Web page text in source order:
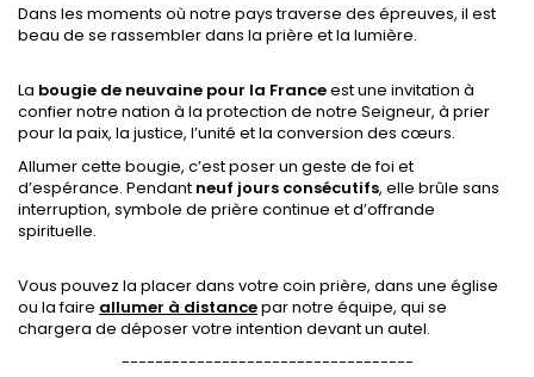
Dans les moments où notre pays traverse des épreuves, il est
beau de se rassembler dans la prière et la lumière.
La bougie de neuvaine pour la Franceest une invitation à
confier notre nation à la protection de notre Seigneur, à prier
pour la paix, la justice, l’unité et la conversion des cœurs.
Allumer cette bougie, c’est poser un geste de foi et
d’espérance. Pendant neuf jours consécutifs, elle brûle sans
interruption, symbole de prière continue et d’offrande
spirituelle.
Vous pouvez la placer dans votre coin prière, dans une église
ou la faire allumer à distancepar notre équipe, qui se
chargera de déposer votre intention devant un autel.
-----------------------------------